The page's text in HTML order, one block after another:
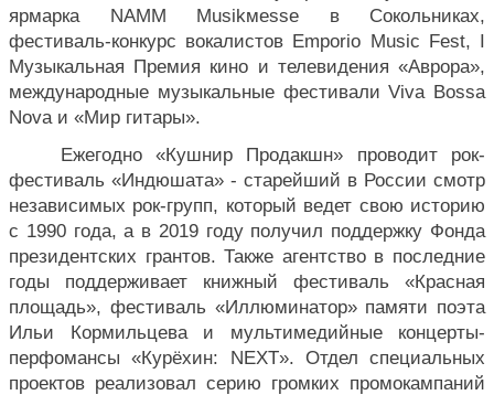
ярмарка NAMM Musikмesse в Сокольниках,
фестиваль-конкурс вокалистов Emporio Music Fest, I
Музыкальная Премия кино и телевидения «Аврора»,
международные музыкальные фестивали Viva Bossa
Nova и «Мир гитары».
Ежегодно «Кушнир Продакшн» проводит рок-
фестиваль «Индюшата» - старейший в России смотр
независимых рок-групп, который ведет свою историю
с 1990 года, а в 2019 году получил поддержку Фонда
президентских грантов. Также агентство в последние
годы поддерживает книжный фестиваль «Красная
площадь», фестиваль «Иллюминатор» памяти поэта
Ильи Кормильцева и мультимедийные концерты-
перфомансы «Курёхин: NEXT». Отдел специальных
проектов реализовал серию громких промокампаний